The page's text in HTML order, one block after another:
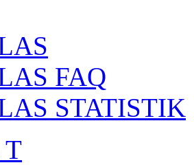
FAQ
STATISTIK
T